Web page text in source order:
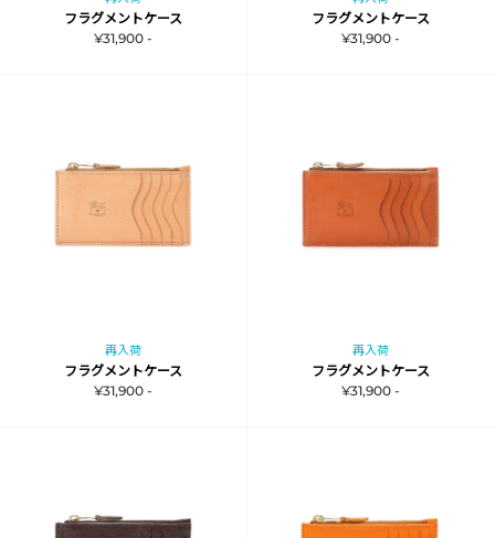
フラグメントケース
¥31,900 -
フラグメントケース
¥31,900 -
再入荷
フラグメントケース
¥31,900 -
再入荷
フラグメントケース
¥31,900 -